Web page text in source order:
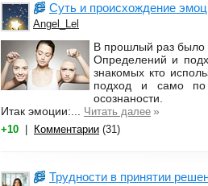
Суть и происхождение
Angel_Lel
В прошлый раз было
Определений и
знакомых кто
подход и само по
осознаности.
Итак эмоции:... Читать далее »
+10 Комментарии (31)
Трудности в принятии